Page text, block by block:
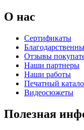
К-36 46 30
О нас
Сертификаты
Отзывы
Наши партнеры
Наши работы
Печатный
Видеосюжеты
Полезная